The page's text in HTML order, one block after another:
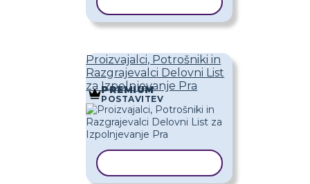
Proizvajalci, Potrošniki in
Razgrajevalci Delovni List
za Izpolnjevanje Pra
PREMIUM
POSTAVITEV